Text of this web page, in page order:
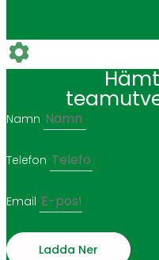
Namn
Telefon
Email
Ladda Ner